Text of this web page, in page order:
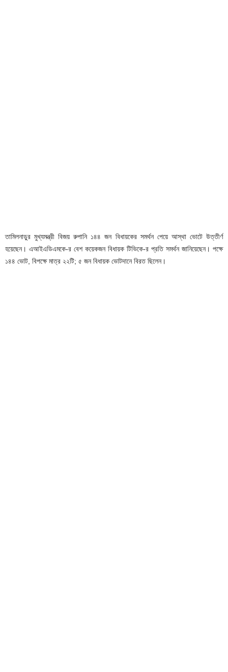
তামিলনাড়ুর মুখ্যমন্ত্রী বিজয় রুপানি ১৪৪ জন বিধায়কের সমর্থন পেয়ে আস্থা ভোটে উত্তীর্ণ
হয়েছেন। এআইএডিএমকে-র বেশ কয়েকজন বিধায়ক টিভিকে-র প্রতি সমর্থন জানিয়েছেন। পক্ষে
১৪৪ ভোট, বিপক্ষে মাত্র ২২টি; ৫ জন বিধায়ক ভোটদানে বিরত ছিলেন।